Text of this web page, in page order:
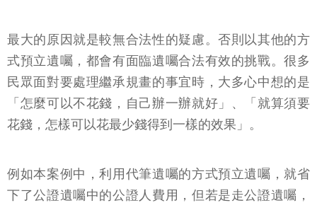
最大的原因就是較無合法性的疑慮。否則以其他的方
式預立遺囑，都會有面臨遺囑合法有效的挑戰。很多
民眾面對要處理繼承規畫的事宜時，大多心中想的是
「怎麼可以不花錢，自己辦一辦就好」、「就算須要
花錢，怎樣可以花最少錢得到一樣的效果」。
例如本案例中，利用代筆遺囑的方式預立遺囑，就省
下了公證遺囑中的公證人費用，但若是走公證遺囑，